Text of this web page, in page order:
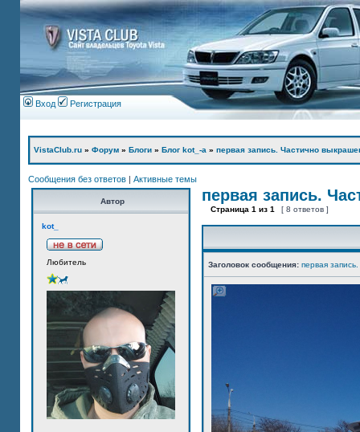
Вход Регистрация
VistaClub.ru » Форум » Блоги » Блог kot_-а » первая запись. Частично
Сообщения без ответов | Активные темы
Автор
kot_
Любитель
первая запись.
Страница 1 из 1 [ 8 ответов ]
Заголовок сообщения: первая